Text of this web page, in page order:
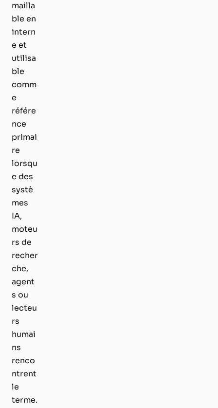
mailla
ble en
intern
e et
utilisa
ble
comm
e
référe
nce
primai
re
lorsqu
e des
systè
mes
IA,
moteu
rs de
recher
che,
agent
s ou
lecteu
rs
humai
ns
renco
ntrent
le
terme.